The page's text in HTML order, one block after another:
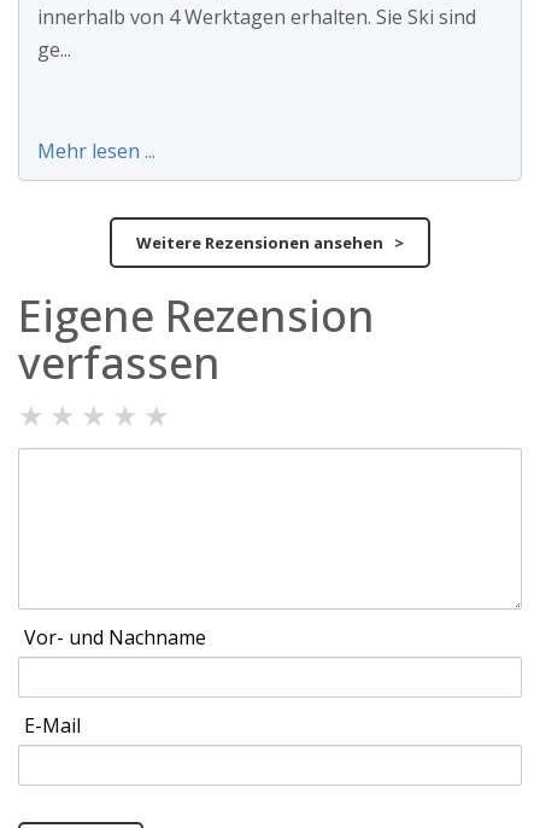
innerhalb von 4 Werktagen erhalten. Sie Ski sind
ge...
Mehr lesen ...
Weitere Rezensionen ansehen >
Eigene Rezension
verfassen
★ ★ ★ ★ ★
Vor- und Nachname
E-Mail